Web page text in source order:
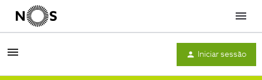
Menu
Iniciar sessão